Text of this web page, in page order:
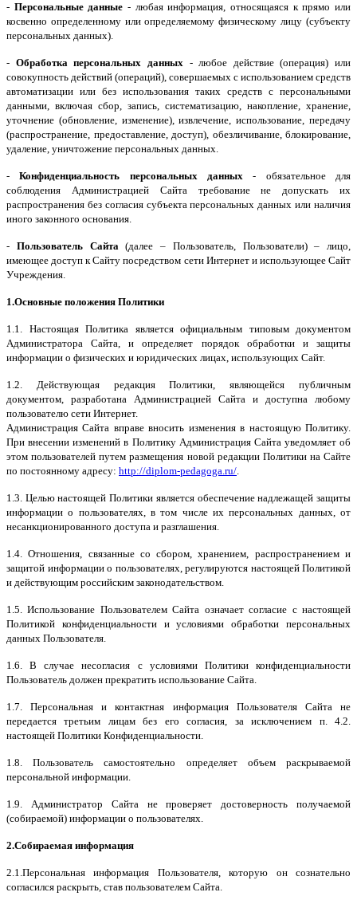
- Персональные данные - любая информация, относящаяся к прямо или
косвенно определенному или определяемому физическому лицу (субъекту
персональных данных).
- Обработка персональных данных- любое действие (операция) или
совокупность действий (операций), совершаемых с использованием средств
автоматизации или без использования таких средств с персональными
данными, включая сбор, запись, систематизацию, накопление, хранение,
уточнение (обновление, изменение), извлечение, использование, передачу
(распространение, предоставление, доступ), обезличивание, блокирование,
удаление, уничтожение персональных данных.
-Конфиденциальность персональных данных - обязательное для
соблюдения Администрацией Сайта требование не допускать их
распространения без согласия субъекта персональных данных или наличия
иного законного основания.
- Пользователь Сайта(далее – Пользователь, Пользователи) – лицо,
имеющее доступ к Сайту посредством сети Интернет и использующее Сайт
Учреждения.
1.Основные положения Политики
1.1. Настоящая Политика является официальным типовым документом
Администратора Сайта, и определяет порядок обработки и защиты
информации о физических и юридических лицах, использующих Сайт.
1.2. Действующая редакция Политики, являющейся публичным
документом, разработана Администрацией Сайта и доступна любому
пользователю сети Интернет.
Администрация Сайта вправе вносить изменения в настоящую Политику.
При внесении изменений в Политику Администрация Сайта уведомляет об
этом пользователей путем размещения новой редакции Политики на Сайте
по постоянному адресу: http://diplom-pedagoga.ru/.
1.3. Целью настоящей Политики является обеспечение надлежащей защиты
информации о пользователях, в том числе их персональных данных, от
несанкционированного доступа и разглашения.
1.4. Отношения, связанные со сбором, хранением, распространением и
защитой информации о пользователях, регулируются настоящей Политикой
и действующим российским законодательством.
1.5. Использование Пользователем Сайта означает согласие с настоящей
Политикой конфиденциальности и условиями обработки персональных
данных Пользователя.
1.6. В случае несогласия с условиями Политики конфиденциальности
Пользователь должен прекратить использование Сайта.
1.7. Персональная и контактная информация Пользователя Сайта не
передается третьим лицам без его согласия, за исключением п. 4.2.
настоящей Политики Конфиденциальности.
1.8. Пользователь самостоятельно определяет объем раскрываемой
персональной информации.
1.9. Администратор Сайта не проверяет достоверность получаемой
(собираемой) информации о пользователях.
2.Собираемая информация
2.1.Персональная информация Пользователя, которую он сознательно
согласился раскрыть, став пользователем Сайта.